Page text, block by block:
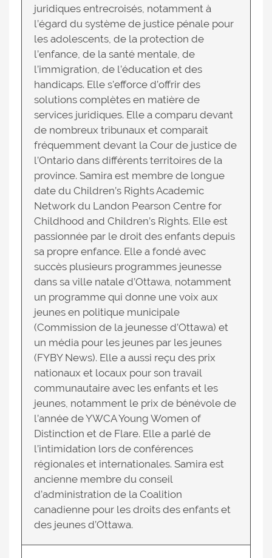
juridiques entrecroisés, notamment à
l’égard du système de justice pénale pour
les adolescents, de la protection de
l’enfance, de la santé mentale, de
l’immigration, de l’éducation et des
handicaps. Elle s’efforce d’offrir des
solutions complètes en matière de
services juridiques. Elle a comparu devant
de nombreux tribunaux et comparait
fréquemment devant la Cour de justice de
l’Ontario dans différents territoires de la
province. Samira est membre de longue
date du Children’s Rights Academic
Network du Landon Pearson Centre for
Childhood and Children’s Rights. Elle est
passionnée par le droit des enfants depuis
sa propre enfance. Elle a fondé avec
succès plusieurs programmes jeunesse
dans sa ville natale d’Ottawa, notamment
un programme qui donne une voix aux
jeunes en politique municipale
(Commission de la jeunesse d’Ottawa) et
un média pour les jeunes par les jeunes
(FYBY News). Elle a aussi reçu des prix
nationaux et locaux pour son travail
communautaire avec les enfants et les
jeunes, notamment le prix de bénévole de
l’année de YWCA Young Women of
Distinction et de Flare. Elle a parlé de
l’intimidation lors de conférences
régionales et internationales. Samira est
ancienne membre du conseil
d’administration de la Coalition
canadienne pour les droits des enfants et
des jeunes d’Ottawa.